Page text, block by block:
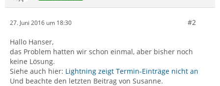
27. Juni 2016 um 18:30 #2
Hallo Hanser,
das Problem hatten wir schon einmal, aber bisher noch
keine Lösung.
Siehe auch hier: Lightning zeigt Termin-Einträge nicht an
Und beachte den letzten Beitrag von Susanne.